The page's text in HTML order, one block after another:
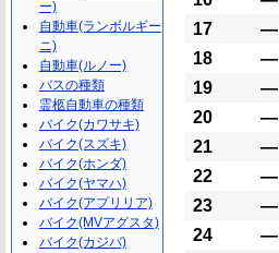
17
―
18
―
19
―
20
―
21
―
22
―
23
―
24
―
ー)
自動車(ランボルギー
ニ)
自動車(ルノー)
バスの種類
霊柩自動車の種類
バイク(カワサキ)
バイク(スズキ)
バイク(ホンダ)
バイク(ヤマハ)
バイク(アプリリア)
バイク(MVアグスタ)
バイク(カジバ)